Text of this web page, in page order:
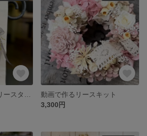
動画で作るリースキット
3,300円